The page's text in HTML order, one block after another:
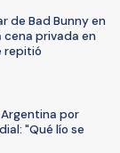
de Bad Bunny en
privada en
repitió
Argentina por
"Qué lío se